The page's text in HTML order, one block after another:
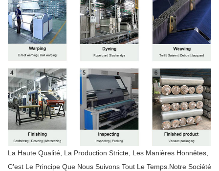
La Haute Qualité, La Production Stricte, Les Manières Honnêtes,
C'est Le Principe Que Nous Suivons Tout Le Temps.Notre Société